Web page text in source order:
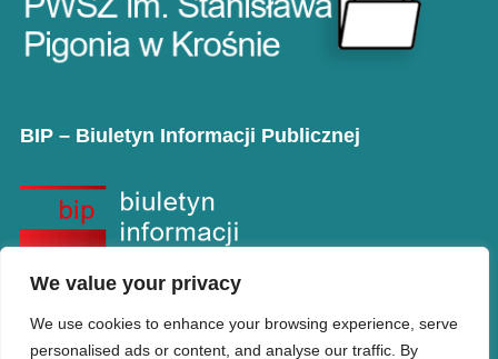
We value your privacy
We use cookies to enhance your browsing experience, serve
personalised ads or content, and analyse our traffic. By
BIP – Biuletyn Informacji Publicznej